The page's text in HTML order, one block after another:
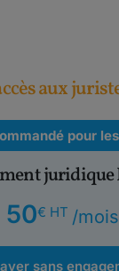
aux
pour
juridique
50€ HT /mois
sans